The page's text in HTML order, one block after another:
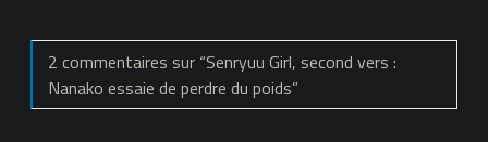
2 commentaires sur “Senryuu Girl, second vers :
Nanako essaie de perdre du poids”